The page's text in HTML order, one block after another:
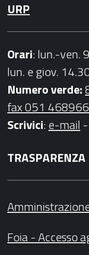
URP
Orari: lun.-ven.
lun. e giov.
Numero verde:
fax 051
Scrivici:e-mail -
TRASPARENZA
Foia - Accesso